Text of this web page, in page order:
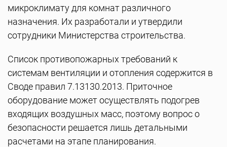
микроклимату для комнат различного
назначения. Их разработали и утвердили
сотрудники Министерства строительства.
Список противопожарных требований к
системам вентиляции и отопления содержится в
Своде правил 7.13130.2013. Приточное
оборудование может осуществлять подогрев
входящих воздушных масс, поэтому вопрос о
безопасности решается лишь детальными
расчетами на этапе планирования.